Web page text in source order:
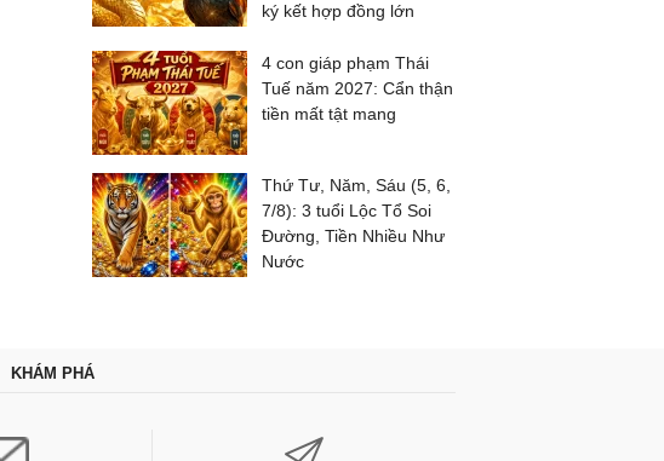
ký kết hợp đồng lớn
4 con giáp phạm Thái
Tuế năm 2027: Cẩn thận
tiền mất tật mang
Thứ Tư, Năm, Sáu (5, 6,
7/8): 3 tuổi Lộc Tổ Soi
Đường, Tiền Nhiều Như
Nước
KHÁM PHÁ